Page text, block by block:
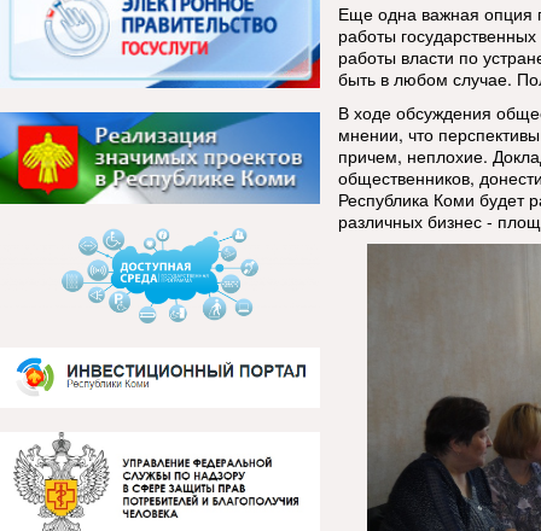
Еще одна важная опция
работы
работы власти по
быть в любом случае.
В ходе обсуждения
мнении, что
причем, неплохие.
общественников,
Республика Коми будет
различных бизнес -